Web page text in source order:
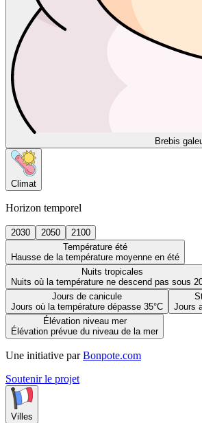
Brebis
Climat
Horizon temporel
2030 2050
2100
Température été
Hausse de la température moyenne en été
Nuits tropicales
Nuits où la température ne descend pas sous
Jours de canicule
Jours où la température dépasse 35°C
Jours
Élévation niveau mer
Élévation prévue du niveau de la mer
Une initiative par Bonpote.com
Soutenir le projet
Villes